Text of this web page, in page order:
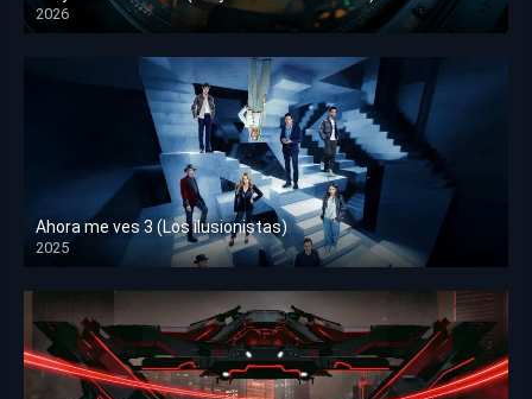
2026
HD 1080p
Ahora me ves 3 (Los ilusionistas)
2025
HD 1080p